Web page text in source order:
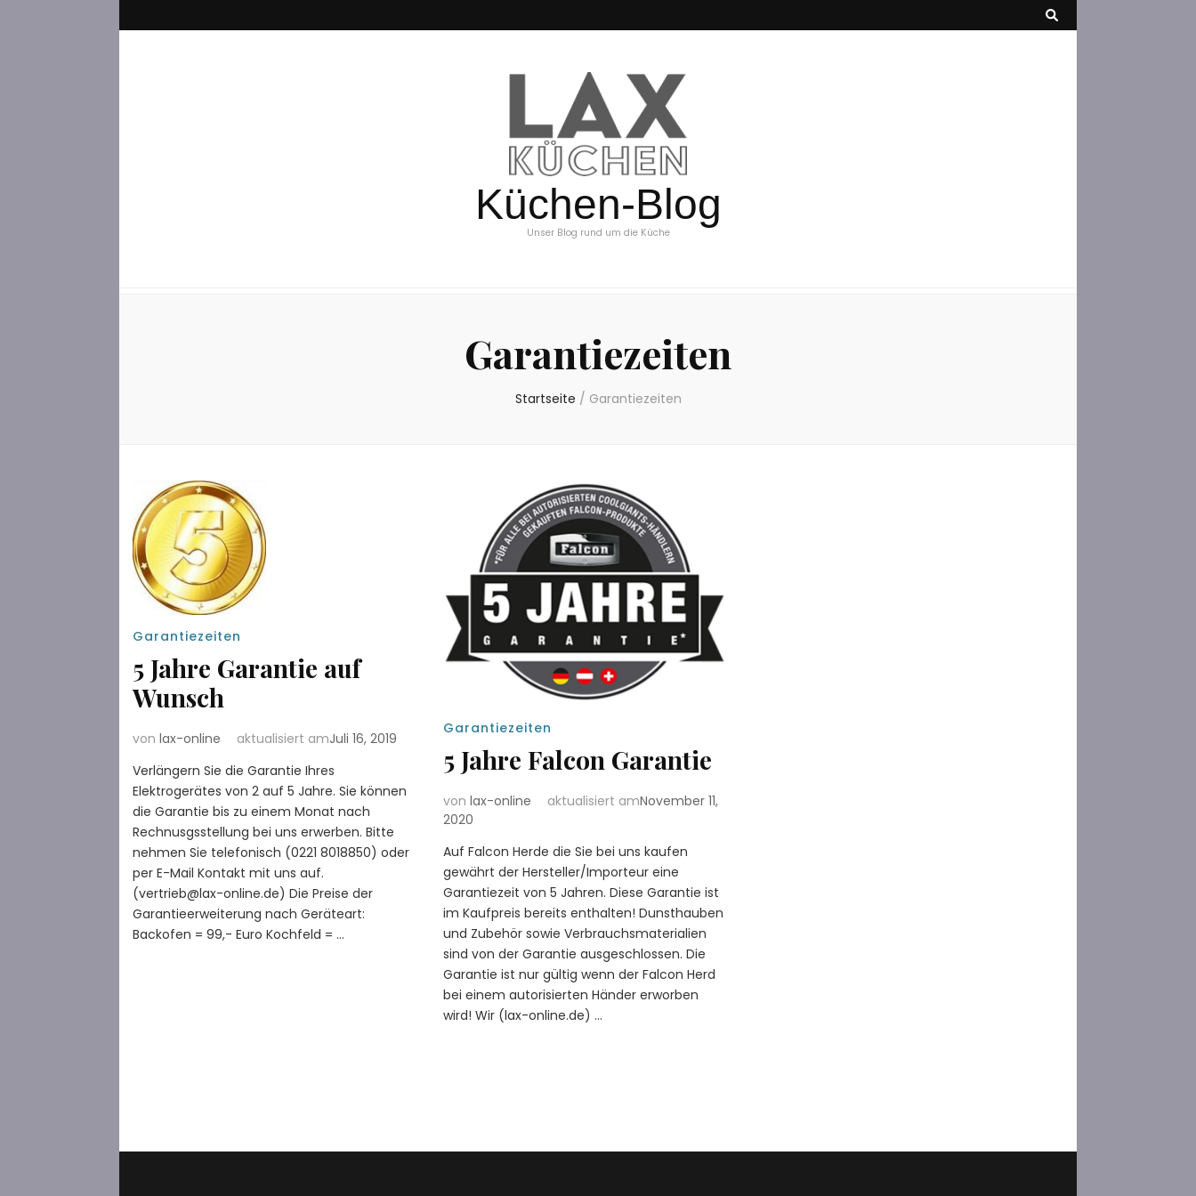
Küchen-Blog
Unser Blog rund um die Küche
Garantiezeiten
Startseite / Garantiezeiten
Garantiezeiten
5 Jahre Garantie auf
Wunsch
vonlax-online aktualisiert amJuli 16, 2019
Verlängern Sie die Garantie Ihres
Elektrogerätes von 2 auf 5 Jahre. Sie können
die Garantie bis zu einem Monat nach
Rechnusgsstellung bei uns erwerben. Bitte
nehmen Sie telefonisch (0221 8018850) oder
per E-Mail Kontakt mit uns auf.
(vertrieb@lax-online.de) Die Preise der
Garantieerweiterung nach Geräteart:
Backofen = 99,- Euro Kochfeld = …
Garantiezeiten
5 Jahre Falcon Garantie
von lax-online aktualisiert amNovember 11,
2020
Auf Falcon Herde die Sie bei uns kaufen
gewährt der Hersteller/Importeur eine
Garantiezeit von 5 Jahren. Diese Garantie ist
im Kaufpreis bereits enthalten! Dunsthauben
und Zubehör sowie Verbrauchsmaterialien
sind von der Garantie ausgeschlossen. Die
Garantie ist nur gültig wenn der Falcon Herd
bei einem autorisierten Händer erworben
wird! Wir (lax-online.de) …